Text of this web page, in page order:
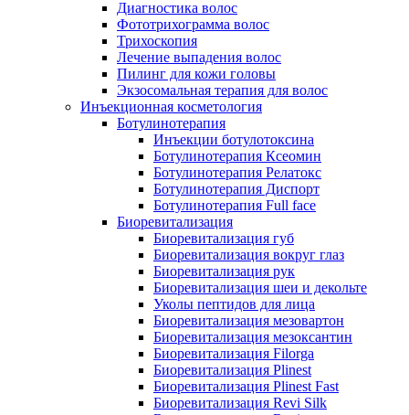
Диагностика волос
Фототрихограмма волос
Трихоскопия
Лечение выпадения волос
Пилинг для кожи головы
Экзосомальная терапия для волос
Инъекционная косметология
Ботулинотерапия
Инъекции ботулотоксина
Ботулинотерапия Ксеомин
Ботулинотерапия Релатокс
Ботулинотерапия Диспорт
Ботулинотерапия Full face
Биоревитализация
Биоревитализация губ
Биоревитализация вокруг глаз
Биоревитализация рук
Биоревитализация шеи и декольте
Уколы пептидов для лица
Биоревитализация мезовартон
Биоревитализация мезоксантин
Биоревитализация Filorga
Биоревитализация Plinest
Биоревитализация Plinest Fast
Биоревитализация Revi Silk